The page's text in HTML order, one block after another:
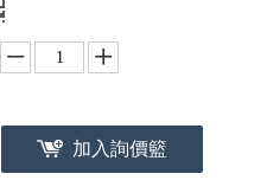
加入詢價籃